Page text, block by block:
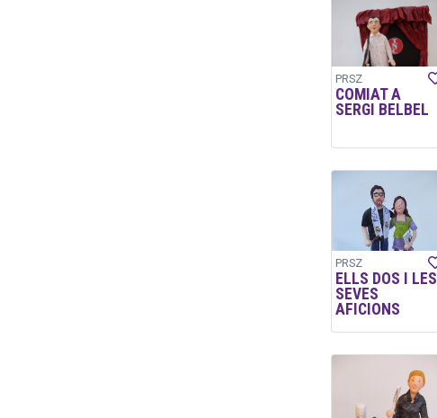
PRSZ
COMIAT A
SERGI BELBEL
PRSZ
ELLS DOS I LES
SEVES
AFICIONS